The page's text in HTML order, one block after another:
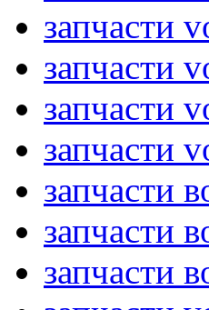
запчасти
запчасти
запчасти
запчасти
запчасти
запчасти
запчасти